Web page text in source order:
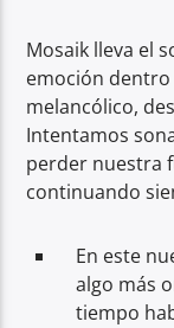
Mosaik lleva el
emoción dentro
melancólico,
Intentamos
perder nuestra
continuando
En este
algo más
tiempo